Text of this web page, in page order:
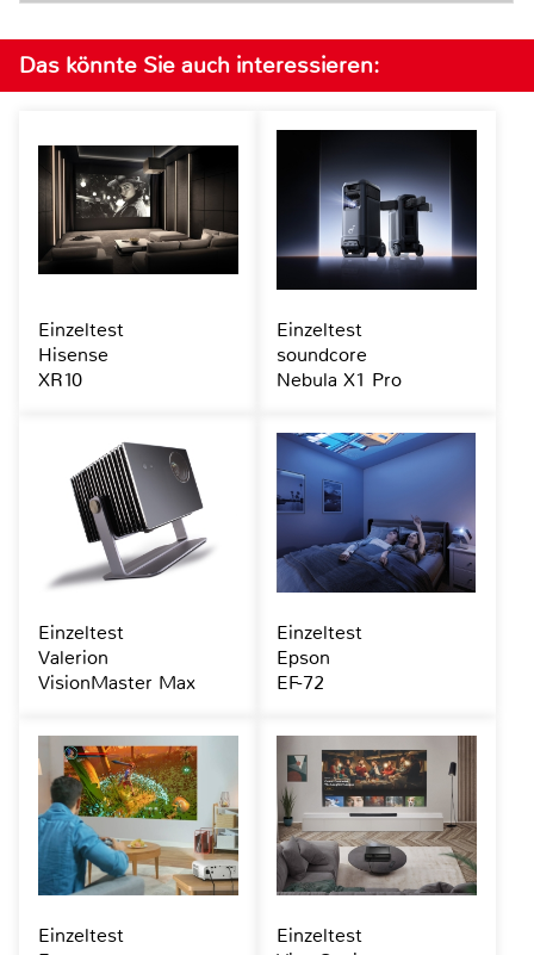
Das könnte Sie auch interessieren:
Einzeltest
Hisense
XR10
Einzeltest
soundcore
Nebula X1 Pro
Einzeltest
Valerion
VisionMaster Max
Einzeltest
Epson
EF-72
Einzeltest
Einzeltest